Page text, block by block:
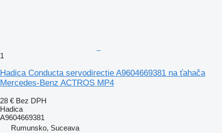
1
Hadica Conducta servodirectie A9604669381 na ťahača
Mercedes-Benz ACTROS MP4
28 € Bez DPH
Hadica
A9604669381
Rumunsko, Suceava